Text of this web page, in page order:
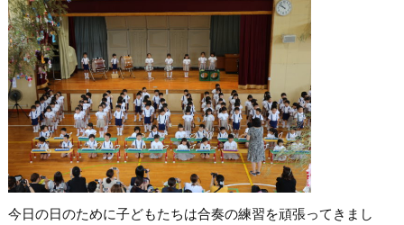
今日の日のために子どもたちは合奏の練習を頑張ってきまし